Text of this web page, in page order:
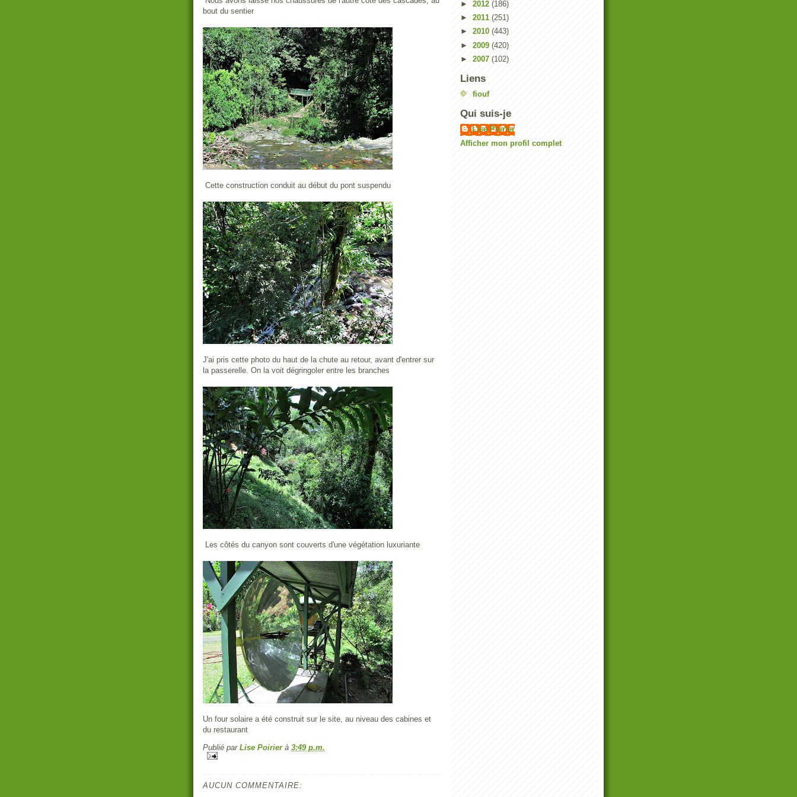
bout du sentier
Cette construction conduit au début du pont suspendu
J'ai pris cette photo du haut de la chute au retour, avant d'entrer sur
la passerelle. On la voit dégringoler entre les branches
Les côtés du canyon sont couverts d'une végétation luxuriante
Un four solaire a été construit sur le site, au niveau des cabines et
du restaurant
Publié par Lise Poirier à 3:49 p.m.
AUCUN COMMENTAIRE:
► 2012 (186)
► 2011 (251)
► 2010 (443)
► 2009 (420)
► 2007 (102)
Liens
fiouf
Qui suis-je
Lise Poirier
Afficher mon profil complet